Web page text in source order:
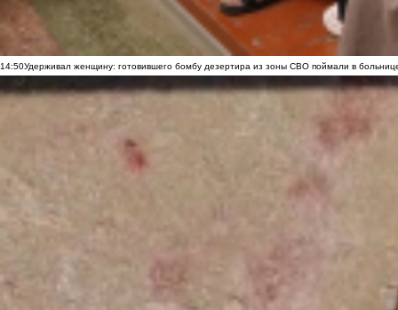
14:50Удерживал женщину: готовившего бомбу дезертира из зоны СВО поймали в